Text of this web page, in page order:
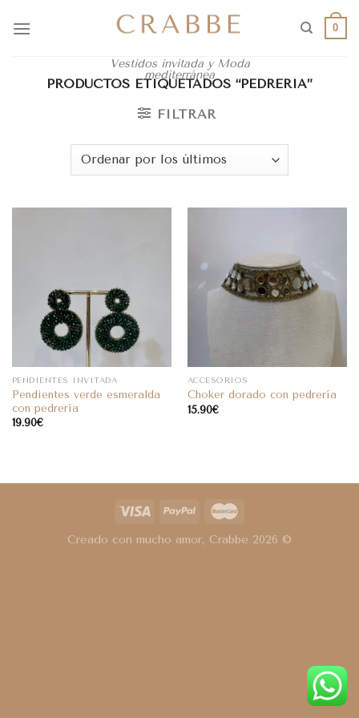
Vestidos invitada y Moda
mediterránea
0
PRODUCTOS ETIQUETADOS “PEDRERÍA”
FILTRAR
PENDIENTES INVITADA
Pendientes verde esmeralda
con pedrería
19.90€
ACCESORIOS
Choker dorado con pedrería
15.90€
Creado con mucho amor, Crabbe 2026 ©